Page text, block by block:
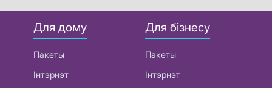
Для дому
Пакеты
Інтэрнэт
Для бізнесу
Пакеты
Інтэрнэт